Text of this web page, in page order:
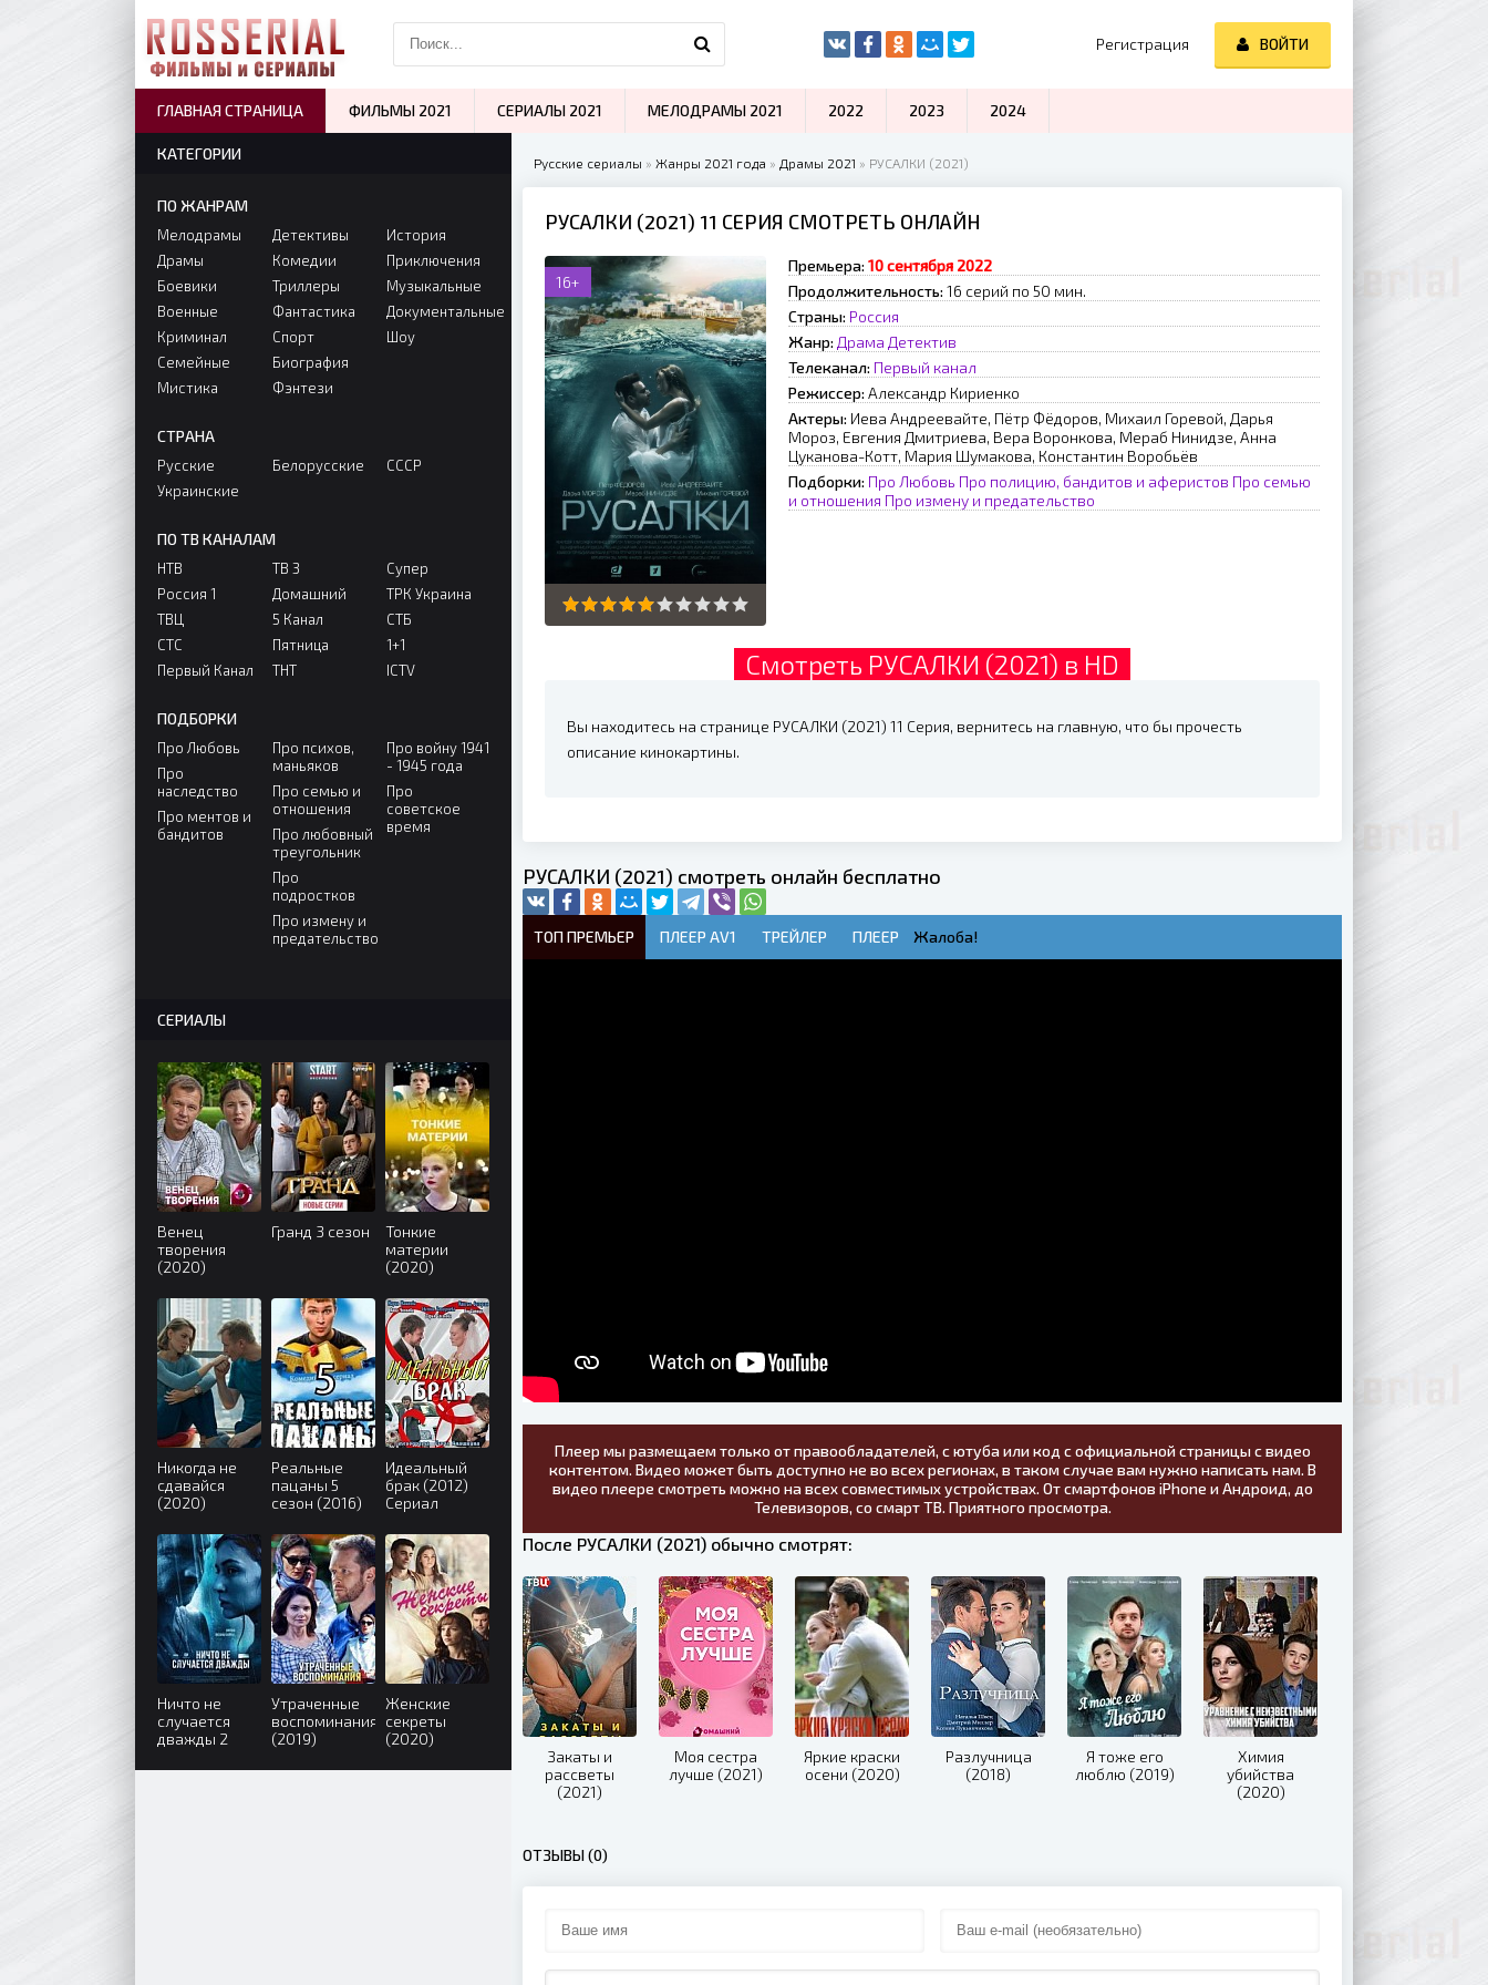
Русские сериалы » Жанры 2021 года » Драмы 2021 » РУСАЛКИ (2021)
РУСАЛКИ (2021) 11 СЕРИЯ СМОТРЕТЬ ОНЛАЙН
16+
Премьера: 10 сентября 2022
Продолжительность: 16 серий по 50 мин.
Страны: Россия
Жанр: Драма Детектив
Телеканал: Первый канал
Режиссер: Александр Кириенко
Актеры: Иева Андреевайте, Пётр Фёдоров, Михаил Горевой, Дарья
Мороз, Евгения Дмитриева, Вера Воронкова, Мераб Нинидзе, Анна
Цуканова-Котт, Мария Шумакова, Константин Воробьёв
Подборки: Про Любовь Про полицию, бандитов и аферистов Про семью
и отношения Про измену и предательство
Смотреть РУСАЛКИ (2021) в HD
Вы находитесь на странице РУСАЛКИ (2021) 11 Серия, вернитесь на главную, что бы прочесть
описание кинокартины.
РУСАЛКИ (2021) смотреть онлайн бесплатно
ТОП ПРЕМЬЕР ПЛЕЕР AV1 ТРЕЙЛЕР ПЛЕЕР Жалоба!
Плеер мы размещаем только от правообладателей, с ютуба или код с официальной страницы с видео
контентом. Видео может быть доступно не во всех регионах, в таком случае вам нужно написать нам. В
видео плеере смотреть можно на всех совместимых устройствах. От смартфонов iPhone и Андроид, до
Телевизоров, со смарт ТВ. Приятного просмотра.
После РУСАЛКИ (2021) обычно смотрят:
Закаты и
рассветы
(2021)
Моя сестра
лучше (2021)
Яркие краски
осени (2020)
Разлучница
(2018)
Я тоже его
люблю (2019)
Химия
убийства
(2020)
ОТЗЫВЫ (0)
КАТЕГОРИИ
ПО ЖАНРАМ
Мелодрамы
Драмы
Боевики
Военные
Криминал
Семейные
Мистика
Детективы
Комедии
Триллеры
Фантастика
Спорт
Биография
Фэнтези
История
Приключения
Музыкальные
Документальные
Шоу
СТРАНА
Русские
Украинские
Белорусские СССР
ПО ТВ КАНАЛАМ
НТВ
Россия 1
ТВЦ
СТС
Первый Канал
ТВ 3
Домашний
5 Канал
Пятница
ТНТ
Супер
ТРК Украина
СТБ
1+1
ICTV
ПОДБОРКИ
Про Любовь
Про
наследство
Про ментов и
бандитов
Про психов,
маньяков
Про семью и
отношения
Про любовный
треугольник
Про
подростков
Про измену и
предательство
Про войну 1941
- 1945 года
Про
советское
время
СЕРИАЛЫ
Венец
творения
(2020)
Гранд 3 сезон
Тонкие
материи
(2020)
Никогда не
сдавайся
(2020)
Реальные
пацаны 5
сезон (2016)
Идеальный
брак (2012)
Сериал
Ничто не
случается
дважды 2
Утраченные
воспоминания
(2019)
Женские
секреты
(2020)
Регистрация ВОЙТИ
ГЛАВНАЯ СТРАНИЦА ФИЛЬМЫ 2021 СЕРИАЛЫ 2021 МЕЛОДРАМЫ 2021 2022 2023 2024